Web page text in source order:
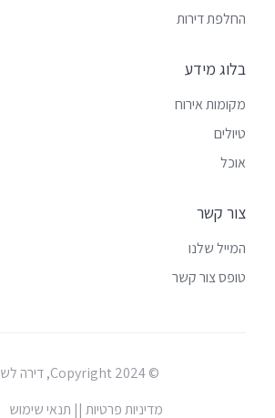
החלפת דירות
בלוג מידע
מקומות אירוח
טיולים
אוכל
צור קשר
המייל שלנו
טופס צור קשר
© Copyright 2024, דירה לשבת
מדיניות פרטיות || תנאי שימוש